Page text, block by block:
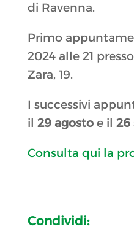
di Ravenna.
Primo
2024 alle 21
Zara, 19.
I successivi
il 29 agostoe il 26
Consulta qui la
Condividi: